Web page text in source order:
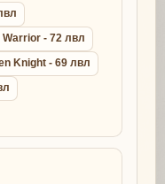
Warrior - 72 лвл
Knight - 69 лвл